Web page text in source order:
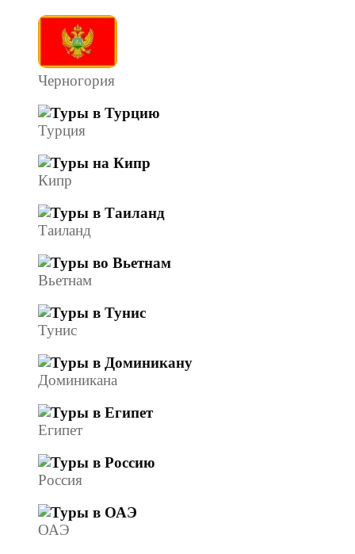
Черногория
Турция
Кипр
Таиланд
Вьетнам
Тунис
Доминикана
Египет
Россия
ОАЭ